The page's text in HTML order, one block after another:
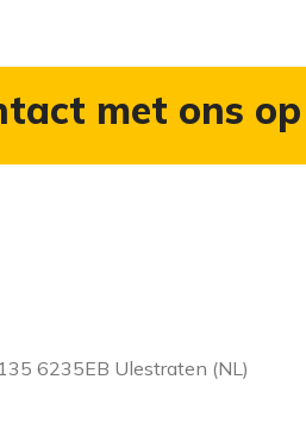
met ons op
6235EB Ulestraten (NL)